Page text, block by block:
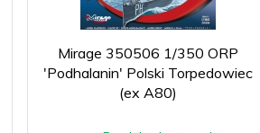
Mirage 350506 1/350 ORP
'Podhalanin' Polski Torpedowiec
(ex A80)